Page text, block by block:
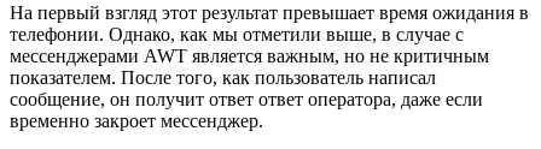
На первый взгляд этот результат превышает время ожидания в
телефонии. Однако, как мы отметили выше, в случае с
мессенджерами AWT является важным, но не критичным
показателем. После того, как пользователь написал
сообщение, он получит ответ ответ оператора, даже если
временно закроет мессенджер.